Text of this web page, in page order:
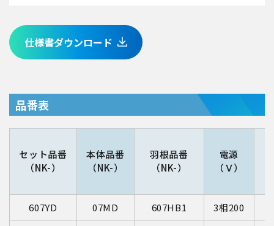
仕様書ダウンロード
品番表
セット品番
（NK-）
本体品番
（NK-）
羽根品番
（NK-）
電源
（Ｖ）
607YD 07MD 607HB1 3相200